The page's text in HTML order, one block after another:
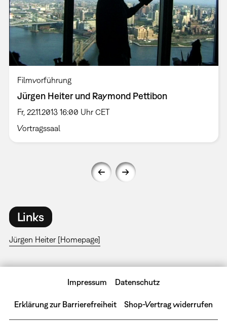
Filmvorführung
Jürgen Heiter und Raymond Pettibon
Fr, 22.11.2013 16:00 Uhr CET
Vortragssaal
Links
Jürgen Heiter [Homepage]
Impressum Datenschutz
Erklärung zur Barrierefreiheit Shop-Vertrag widerrufen